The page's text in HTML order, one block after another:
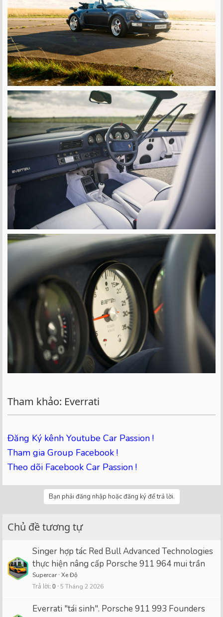
Tham khảo: Everrati
Đăng Ký kênh Youtube Car Passion !
Tham gia Group Facebook !
Theo dõi Facebook Car Passion !
Bạn phải đăng nhập hoặc đăng ký để trả lời.
Chủ đề tương tự
Singer hợp tác Red Bull Advanced Technologies
thực hiện nâng cấp Porsche 911 964 mui trần
Supercar Xe Độ
Trả lời 0 5 Tháng 2 2026
Everrati "tái sinh". Porsche 911 993 Founders